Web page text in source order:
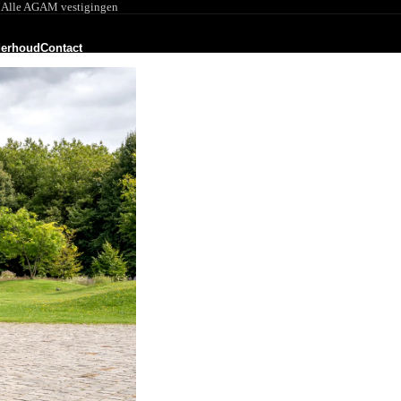
Alle AGAM vestigingen
Contact